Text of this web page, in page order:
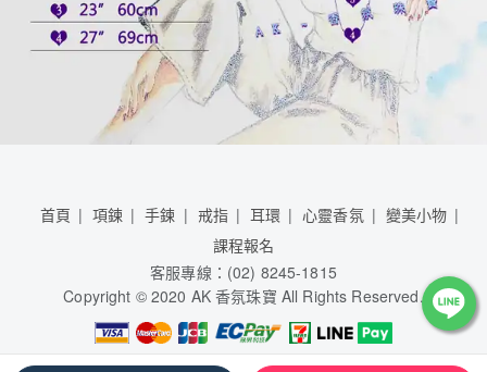
首頁 項鍊 手鍊 戒指 耳環 心靈香氛
變美小物
課程報名
客服專線：(02) 8245-1815
Copyright © 2020 AK 香氛珠寶 All Rights Reserved.